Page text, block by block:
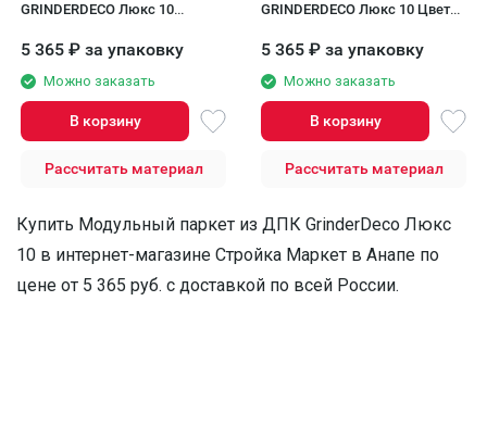
GRINDERDECO Люкс 10
5 365 ₽ за упаковку
Можно заказать
В корзину
Рассчитать материал
GRINDERDECO Люкс 10 Цвет
5 365 ₽ за упаковку
Можно заказать
В корзину
Рассчитать материал
Купить Модульный паркет из ДПК GrinderDeco Люкс
10 в интернет-магазине Стройка Маркет в Анапе по
цене от 5 365 руб. с доставкой по всей России.